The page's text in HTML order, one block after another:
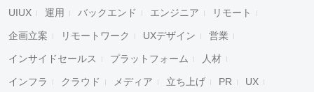
UIUX 運用 バックエンド エンジニア リモート
企画立案 リモートワーク UXデザイン 営業
インサイドセールス プラットフォーム 人材
インフラ クラウド メディア 立ち上げ PR UX